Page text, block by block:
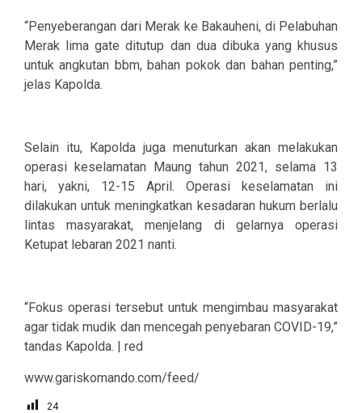
“Penyeberangan dari Merak ke Bakauheni, di Pelabuhan
Merak lima gate ditutup dan dua dibuka yang khusus
untuk angkutan bbm, bahan pokok dan bahan penting,”
jelas Kapolda.
Selain itu, Kapolda juga menuturkan akan melakukan
operasi keselamatan Maung tahun 2021, selama 13
hari, yakni, 12-15 April. Operasi keselamatan ini
dilakukan untuk meningkatkan kesadaran hukum berlalu
lintas masyarakat, menjelang di gelarnya operasi
Ketupat lebaran 2021 nanti.
“Fokus operasi tersebut untuk mengimbau masyarakat
agar tidak mudik dan mencegah penyebaran COVID-19,”
tandas Kapolda. | red
www.gariskomando.com/feed/
24